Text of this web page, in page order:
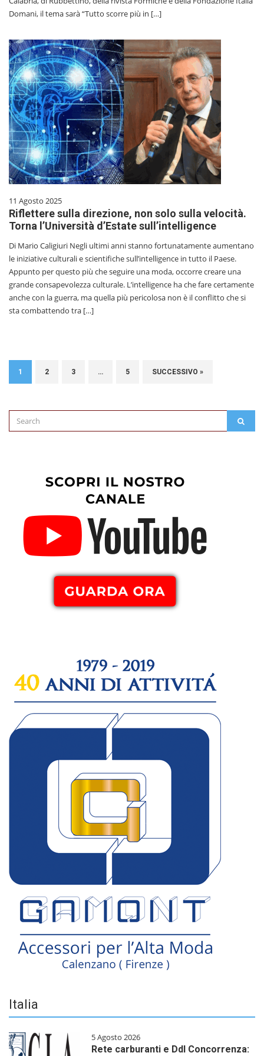
Domani, il tema sarà “Tutto scorre più in […]
11 Agosto 2025
Riflettere sulla direzione, non solo sulla velocità.
Torna l’Università d’Estate sull’intelligence
Di Mario Caligiuri Negli ultimi anni stanno fortunatamente aumentano
le iniziative culturali e scientifiche sull’intelligence in tutto il Paese.
Appunto per questo più che seguire una moda, occorre creare una
grande consapevolezza culturale. L’intelligence ha che fare certamente
anche con la guerra, ma quella più pericolosa non è il conflitto che si
sta combattendo tra […]
1 2 3 … 5 SUCCESSIVO »
Search
for:
Italia
5 Agosto 2026
Rete carburanti e Ddl Concorrenza: